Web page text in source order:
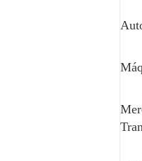
mais caros? Não é